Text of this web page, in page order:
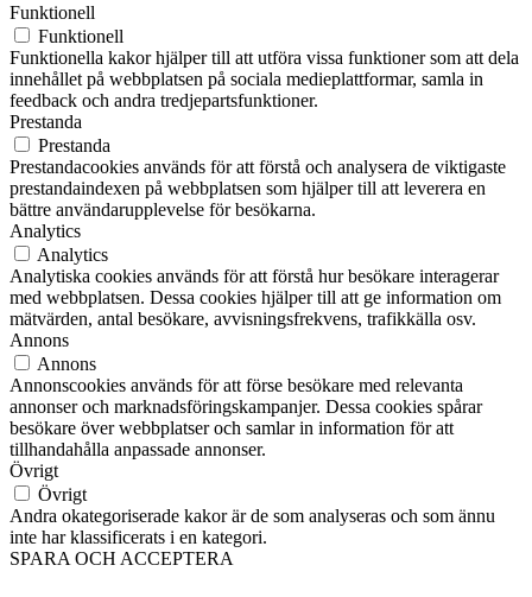
Funktionell
Funktionell
Funktionella kakor hjälper till att utföra vissa funktioner som att dela
innehållet på webbplatsen på sociala medieplattformar, samla in
feedback och andra tredjepartsfunktioner.
Prestanda
Prestanda
Prestandacookies används för att förstå och analysera de viktigaste
prestandaindexen på webbplatsen som hjälper till att leverera en
bättre användarupplevelse för besökarna.
Analytics
Analytics
Analytiska cookies används för att förstå hur besökare interagerar
med webbplatsen. Dessa cookies hjälper till att ge information om
mätvärden, antal besökare, avvisningsfrekvens, trafikkälla osv.
Annons
Annons
Annonscookies används för att förse besökare med relevanta
annonser och marknadsföringskampanjer. Dessa cookies spårar
besökare över webbplatser och samlar in information för att
tillhandahålla anpassade annonser.
Övrigt
Övrigt
Andra okategoriserade kakor är de som analyseras och som ännu
inte har klassificerats i en kategori.
SPARA OCH ACCEPTERA